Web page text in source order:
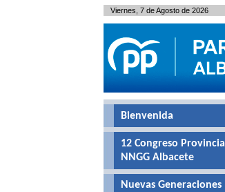
Bienvenida
12 Congreso Provincial
NNGG Albacete
Nuevas Generaciones
Viernes, 7 de Agosto de 2026